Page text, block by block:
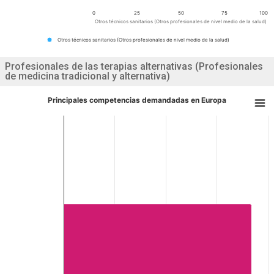
Otros técnicos sanitarios (Otros profesionales de nivel medio de la salud)
Otros técnicos sanitarios (Otros profesionales de nivel medio de la salud)
0 100
25 50 75
Profesionales de las terapias alternativas (Profesionales
de medicina tradicional y alternativa)
Principales competencias demandadas en Europa